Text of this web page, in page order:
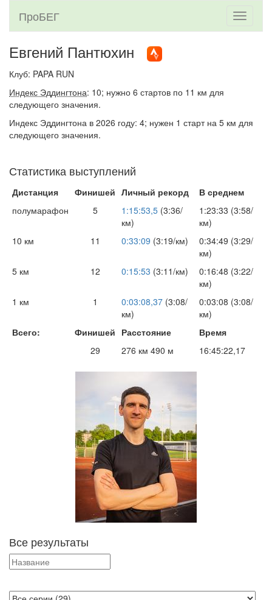
Toggle
ПроБЕГ
Евгений Пантюхин
Клуб: PAPA RUN
Индекс Эддингтона: 10; нужно 6 стартов по 11 км для
следующего значения.
Индекс Эддингтона в 2026 году: 4; нужен 1 старт на 5 км для
следующего значения.
Статистика выступлений
Дистанция Финишей Личный рекорд
В среднем
полумарафон
5 1:15:53,5 (3:36/
км)
1:23:33 (3:58/
км)
10 км
11 0:33:09 (3:19/км)
0:34:49 (3:29/
км)
5 км
12 0:15:53 (3:11/км)
0:16:48 (3:22/
км)
1 км
1 0:03:08,37 (3:08/
км)
0:03:08 (3:08/
км)
Всего:
Финишей Расстояние
Время
29
276 км 490 м 16:45:22,17
Все результаты